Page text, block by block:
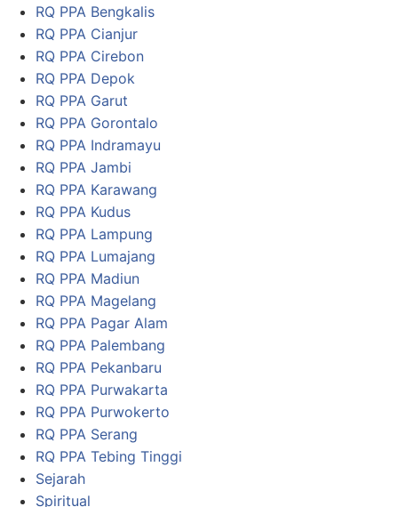
RQ PPA Bengkalis
RQ PPA Cianjur
RQ PPA Cirebon
RQ PPA Depok
RQ PPA Garut
RQ PPA Gorontalo
RQ PPA Indramayu
RQ PPA Jambi
RQ PPA Karawang
RQ PPA Kudus
RQ PPA Lampung
RQ PPA Lumajang
RQ PPA Madiun
RQ PPA Magelang
RQ PPA Pagar Alam
RQ PPA Palembang
RQ PPA Pekanbaru
RQ PPA Purwakarta
RQ PPA Purwokerto
RQ PPA Serang
RQ PPA Tebing Tinggi
Sejarah
Spiritual